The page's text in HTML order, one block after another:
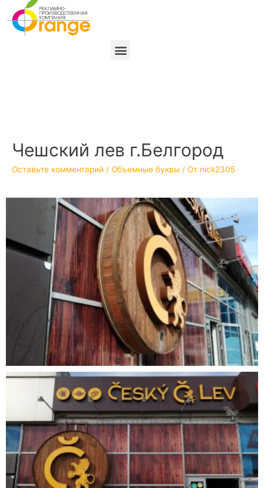
Чешский лев г.Белгород
Оставьте комментарий / Объемные буквы / От nick2305